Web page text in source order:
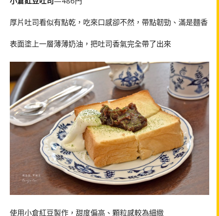
厚片吐司看似有點乾，吃來口感卻不然，帶點韌勁、滿是麵香
表面塗上一層薄薄奶油，把吐司香氣完全帶了出來
使用小倉紅豆製作，甜度偏高、顆粒感較為細緻